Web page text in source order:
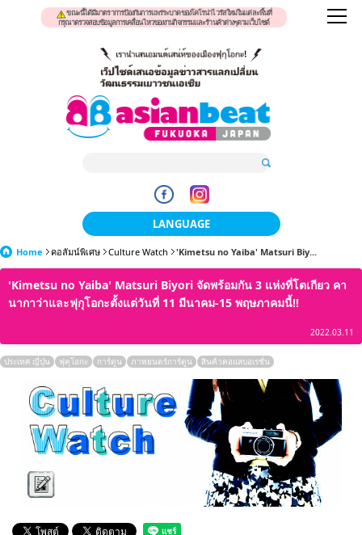
ขณะนี้ได้มีมาตราการป้องกันการแพร่ระบาดของโคโรน่าไวรัสใหม่ในแต่ละพื้นที่
กรุณาตรวจสอบข้อมูลการเคลื่อนไหวของงานกิจกรรมและร้านค้าต่างๆตามเว็บไซต์
LANGUAGE
日本語
한국어
繁體中文
English
ภาษาไทย
Bahasa Indonesia
Home คอลัมน์พิเศษ Culture Watch 'Kimetsu no Yaiba' Matsuri Biy...
'Kimetsu no Yaiba' Matsuri Biyori จัดพร้อมกัน 3 แห่งที่โตเกียว คา
นากาว่าและฟุกุโอกะตั้งแต่วันที่ 11 มีนาคม-15 พฤษภาคมนี้!!
2022.03.11
ประเทศ ญี่ปุ่น ฟุคุโอกะ การ์ตูน ภาพยนตร์การ์ตูน สินค้าคอแลบอเรชั่น